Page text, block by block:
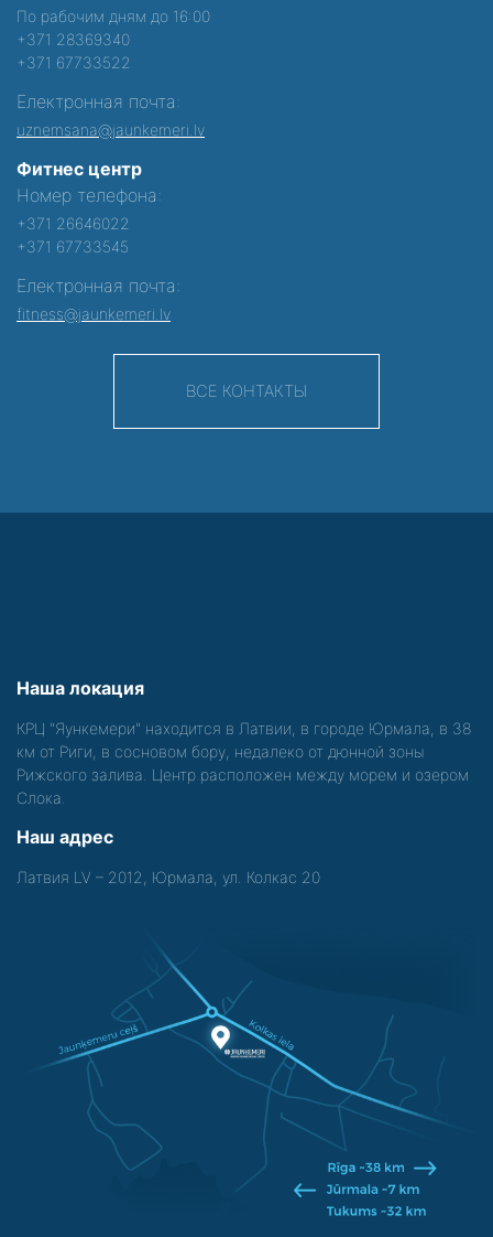
По рабочим дням до 16:00
+371 28369340
+371 67733522
Електронная почта:
uznemsana@jaunkemeri.lv
Фитнес центр
Номер телефона:
+371 26646022
+371 67733545
Електронная почта:
fitness@jaunkemeri.lv
ВСЕ КОНТАКТЫ
Наша локация
КРЦ "Яункемери" находится в Латвии, в городе Юрмала, в 38
км от Риги, в сосновом бору, недалеко от дюнной зоны
Рижского залива. Центр расположен между морем и озером
Слока.
Наш адрес
Латвия LV – 2012, Юрмала, ул. Колкас 20